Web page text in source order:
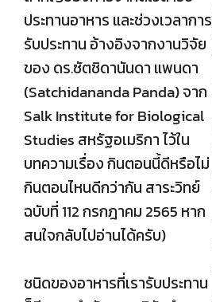
ประทานอาหาร และช่วงเวลาการ
รับประทาน อ้างอิงจากงานวิจัย
ของ ดร.ซัตชิดานันดา แพนดา
(Satchidananda Panda) จาก
Salk Institute for Biological
Studies สหรัฐอเมริกา ไว้ใน
บทความเรื่อง กินตอนนี้ดีหรือไม่
กินตอนไหนดีกว่ากัน สาระวิทย์
ฉบับที่ 112 กรกฎาคม 2565 หาก
สนใจกลับไปอ่านได้ครับ)
ชนิดของอาหารที่เรารับประทาน